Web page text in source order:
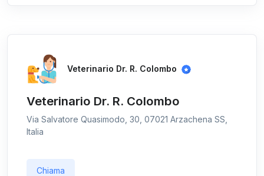
Veterinario Dr. R. Colombo
Veterinario Dr. R. Colombo
Via Salvatore Quasimodo, 30, 07021 Arzachena SS,
Italia
Chiama